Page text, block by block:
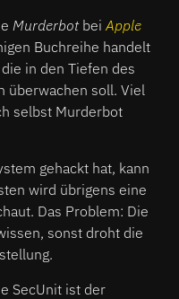
Murderbotbei Apple
Buchreihe handelt
in den Tiefen des
überwachen soll. Viel
selbst Murderbot
gehackt hat, kann
wird übrigens eine
Das Problem: Die
sonst droht die
SecUnit ist der